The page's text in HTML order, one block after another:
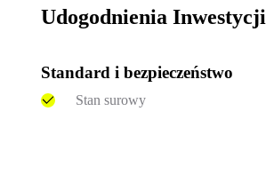
Udogodnienia Inwestycji
Standard i bezpieczeństwo
Stan surowy